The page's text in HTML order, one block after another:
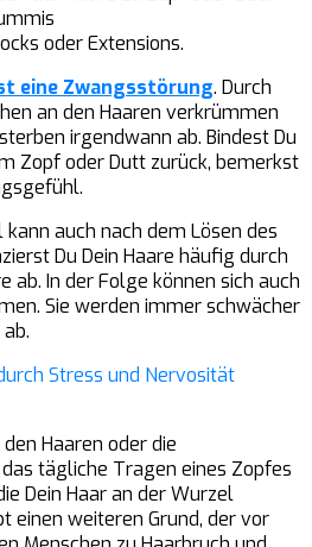
oder Extensions.
eine Zwangsstörung. Durch
an den Haaren verkrümmen
irgendwann ab. Bindest Du
Zopf oder Dutt zurück, bemerkst
auch nach dem Lösen des
Du Dein Haare häufig durch
ab. In der Folge können sich auch
Sie werden immer schwächer
Stress und Nervosität
Haaren oder die
tägliche Tragen eines Zopfes
Dein Haar an der Wurzel
einen weiteren Grund, der vor